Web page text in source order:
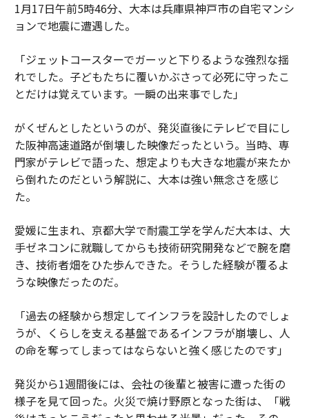
1月17日午前5時46分、大本は兵庫県神戸市の自宅マンシ
ョンで地震に遭遇した。
「ジェットコースターでガーッと下りるような強烈な揺
れでした。子どもたちに覆いかぶさって必死に守ったこ
とだけは覚えています。一瞬の出来事でした」
がくぜんとしたというのが、発災直後にテレビで目にし
た阪神高速道路が倒壊した映像だったという。当時、専
門家がテレビで語った、想定よりも大きな地震が来たか
ら倒れたのだという解説に、大本は強い無念さを感じ
た。
愛媛に生まれ、京都大学で耐震工学を学んだ大本は、大
手ゼネコンに就職してからも技術研究開発などで腕を磨
き、技術者畑をひた歩んできた。そうした経験が覆るよ
うな映像だったのだ。
「過去の経験から想定してインフラを設計したのでしょ
うが、くらしを支える基盤であるインフラが崩壊し、人
の命を奪ってしまってはならないと強く感じたのです」
発災から1週間後には、会社の後輩と被害に遭った街の
様子を見て回った。火災で焼け野原となった街は、「戦